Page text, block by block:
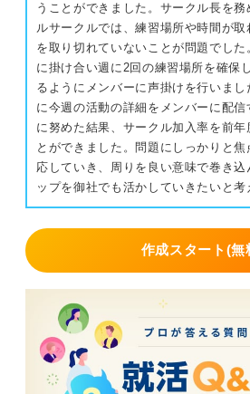
うことができました。サークル長を
ルサークルでは、練習場所や時間が
を取り切れていないことが問題でした
に掛け合い週に2回の練習場所を確保
るようにメンバーに声掛けを行いま
に今週の活動の詳細をメンバーに配
に努めた結果、サークル加入率を前年
とができました。問題にしっかりと
応していき、周りを良い意味で巻き
ップを御社でも活かしていきたいと考
作成スタート(無